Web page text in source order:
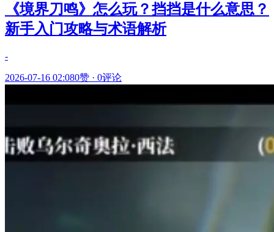
《境界刀鸣》怎么玩？挡挡是什么意思？
新手入门攻略与术语解析
-
2026-07-16 02:080赞 · 0评论